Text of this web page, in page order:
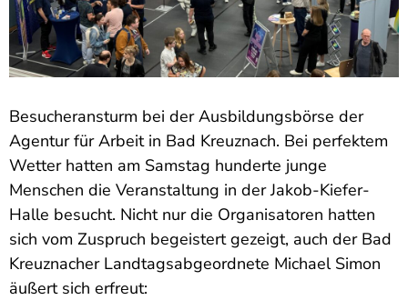
Besucheransturm bei der Ausbildungsbörse der
Agentur für Arbeit in Bad Kreuznach. Bei perfektem
Wetter hatten am Samstag hunderte junge
Menschen die Veranstaltung in der Jakob-Kiefer-
Halle besucht. Nicht nur die Organisatoren hatten
sich vom Zuspruch begeistert gezeigt, auch der Bad
Kreuznacher Landtagsabgeordnete Michael Simon
äußert sich erfreut: